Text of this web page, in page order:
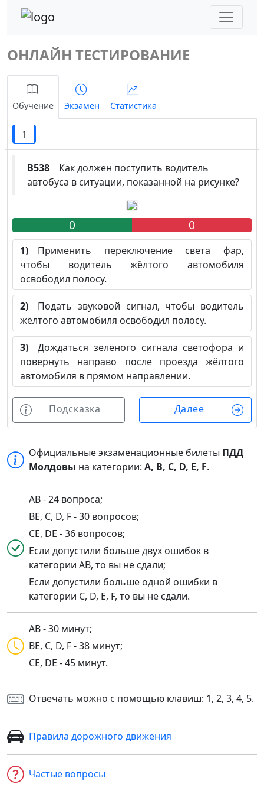
ОНЛАЙН ТЕСТИРОВАНИЕ
Обучение Экзамен Статистика
1
B538 Как должен поступить водитель
автобуса в ситуации, показанной на рисунке?
0 0
1) Применить переключение света фар,
чтобы водитель жёлтого автомобиля
освободил полосу.
2) Подать звуковой сигнал, чтобы водитель
жёлтого автомобиля освободил полосу.
3) Дождаться зелёного сигнала светофора и
повернуть направо после проезда жёлтого
автомобиля в прямом направлении.
Подсказка Далее
Официальные экзаменационные билеты ПДД
Молдовы на категории:A, B, C, D, E, F.
AB - 24 вопроса;
BE, C, D, F - 30 вопросов;
CE, DE - 36 вопросов;
Если допустили больше двух ошибок в
категории AB, то вы не сдали;
Если допустили больше одной ошибки в
категории C, D, E, F, то вы не сдали.
AB - 30 минут;
BE, C, D, F - 38 минут;
CE, DE - 45 минут.
Отвечать можно с помощью клавиш: 1, 2, 3, 4, 5.
Правила дорожного движения
Частые вопросы